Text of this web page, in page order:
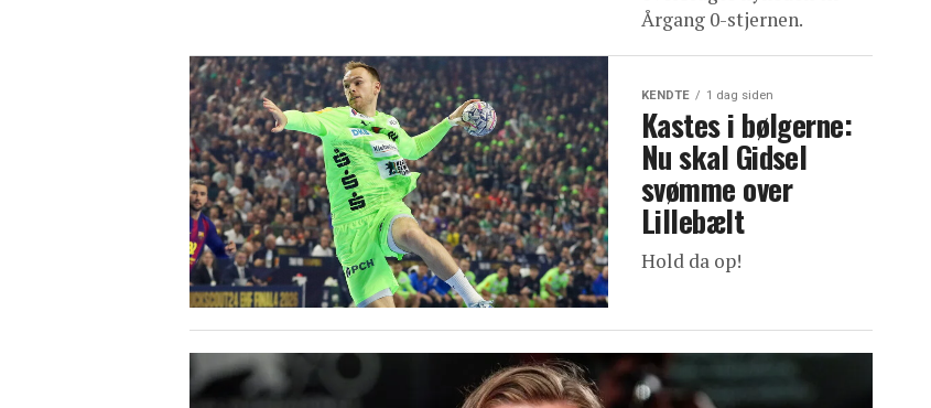
Årgang 0-stjernen.
KENDTE 1 dag siden
Kastes i bølgerne:
Nu skal Gidsel
svømme over
Lillebælt
Hold da op!